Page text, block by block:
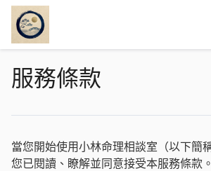
服務條款
當您開始使用小林命理相談室（以下簡
您已閱讀、瞭解並同意接受本服務條款